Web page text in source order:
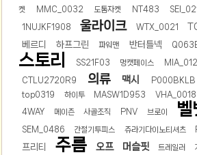
스키&보드
스쿠버 다이빙
윈드서핑&서핑
연예인
켓 MMC_0032 도톰자켓 NT483
1NUJKF1908 울라이크 WTX_0021
베르디 하프그린 파워맨 반터틀넥
스토리
SS21F03 멍캣페이스
CTLU2720R9 의류 맥시 P000BKLB
top0319
하이투 MASW1D953 VHA_0018
4WAY 메이즌 사골조직 PNV 브로이 벨
SEM_0486 간절기투피스 쥬라기다이노티셔츠
프리티 주름 오프 머슬핏 트레일러